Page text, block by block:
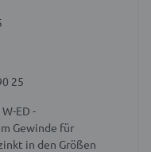
25
ED -
Gewinde für
in den Größen